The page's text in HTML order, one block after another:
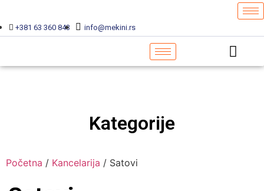
+381 63 360 843 info@mekini.rs
Kategorije
Početna / Kancelarija / Satovi